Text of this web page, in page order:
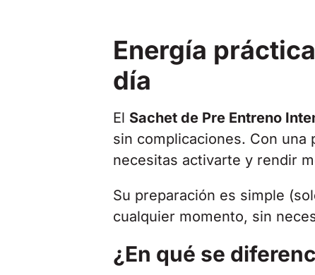
Energía
día
El Sachet de Pre Entreno
sin complicaciones. Con
necesitas activarte y rendir
Su preparación es simple
cualquier momento, sin
¿En qué se